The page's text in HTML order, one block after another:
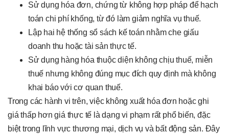
Sử dụng hóa đơn, chứng từ không hợp pháp để hạch
toán chi phí khống, từ đó làm giảm nghĩa vụ thuế.
Lập hai hệ thống sổ sách kế toán nhằm che giấu
doanh thu hoặc tài sản thực tế.
Sử dụng hàng hóa thuộc diện không chịu thuế, miễn
thuế nhưng không đúng mục đích quy định mà không
khai báo với cơ quan thuế.
Trong các hành vi trên, việc không xuất hóa đơn hoặc ghi
giá thấp hơn giá thực tế là dạng vi phạm rất phổ biến, đặc
biệt trong lĩnh vực thương mại, dịch vụ và bất động sản. Đây